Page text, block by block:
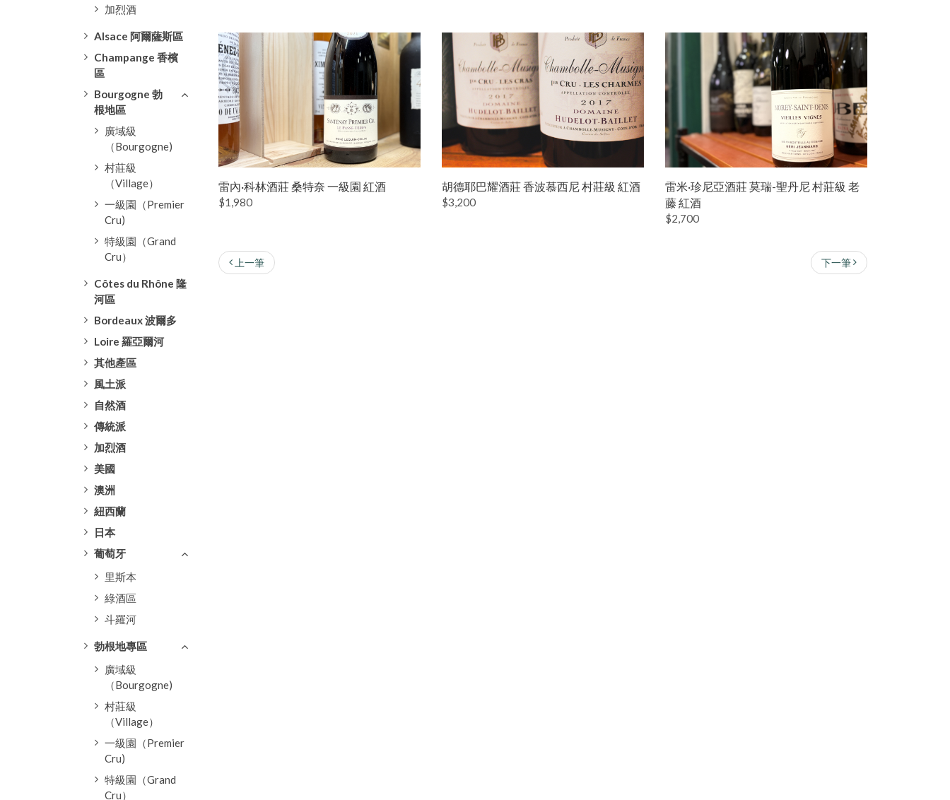
加烈酒
Alsace 阿爾薩斯區
Champange 香檳
區
Bourgogne 勃
根地區
廣域級
（Bourgogne)
村莊級
（Village）
一級園（Premier
Cru)
特級園（Grand
Cru）
Côtes du Rhône 隆
河區
Bordeaux 波爾多
Loire 羅亞爾河
其他產區
風土派
自然酒
傳統派
加烈酒
美國
澳洲
紐西蘭
日本
葡萄牙
里斯本
綠酒區
斗羅河
勃根地專區
廣域級
（Bourgogne)
村莊級
（Village）
一級園（Premier
Cru)
特級園（Grand
Cru）
雷內·科林酒莊 桑特奈 一級園 紅酒
$1,980
胡德耶巴耀酒莊 香波慕西尼 村莊級 紅酒
$3,200
雷米·珍尼亞酒莊 莫瑞-聖丹尼 村莊級 老
藤 紅酒
$2,700
下一筆
上一筆